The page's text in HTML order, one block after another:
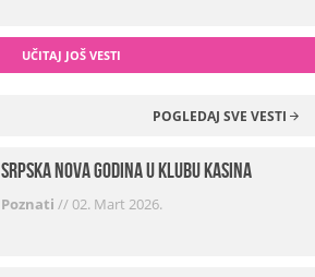
UČITAJ JOŠ VESTI
POGLEDAJ SVE VESTI
Srpska Nova godina u klubu Kasina
Poznati //02. Mart 2026.